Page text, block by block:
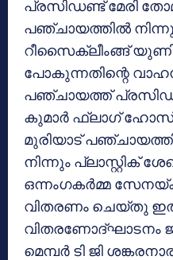
പ്രസിഡണ്ട് മേരി
പഞ്ചായത്തിൽ നിന്നും
റീസൈക്ലീംങ്ങ്
പോകുന്നതിന്റെ
പഞ്ചായത്ത്
കുമാർ ഫ്ലാഗ്
മുരിയാട്
നിന്നും പ്ലാസ്റ്റിക്
ഒന്നംഗകർമ്മ
വിതരണം ചെയ്തു
വിതരണോദ്ഘാടനം
മെമ്പർ ടി ജി